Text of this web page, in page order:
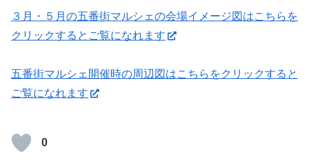
３月・５月の五番街マルシェの会場イメージ図はこちらを
クリックするとご覧になれます
五番街マルシェ開催時の周辺図はこちらをクリックすると
ご覧になれます
0